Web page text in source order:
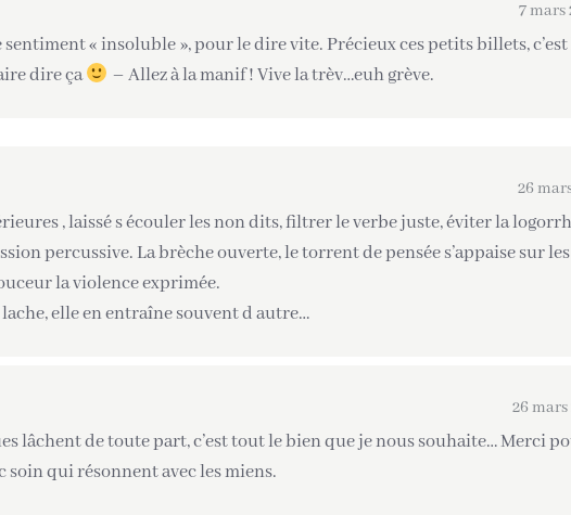
7 mars
« insoluble », pour le dire vite. Précieux ces petits billets,
dire ça
– Allez à la manif ! Vive la trèv…euh grève.
26
, laissé s écouler les non dits, filtrer le verbe juste, éviter la
percussive. La brèche ouverte, le torrent de pensée s’appaise sur
la violence exprimée.
elle en entraîne souvent d autre…
26 mars
lâchent de toute part, c’est tout le bien que je nous souhaite… Merci
soin qui résonnent avec les miens.